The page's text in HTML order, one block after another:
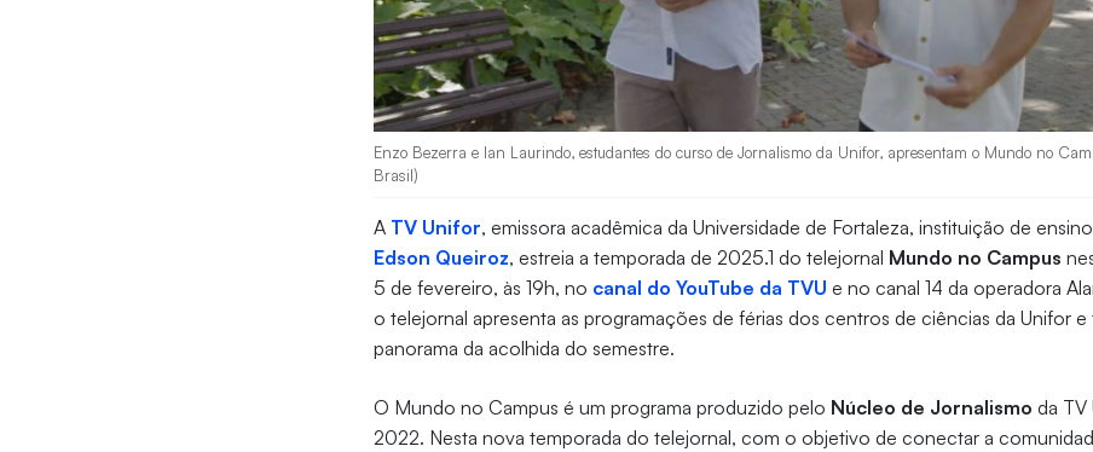
Enzo Bezerra e Ian Laurindo, estudantes do curso de Jornalismo da Unifor, apresentam o Mundo no
Brasil)
A TV Unifor, emissora acadêmica da Universidade de Fortaleza, instituição de
Edson Queiroz, estreia a temporada de 2025.1 do telejornal Mundo no Campus
5 de fevereiro, às 19h, no canal do YouTube da TVU e no canal 14 da operadora
o telejornal apresenta as programações de férias dos centros de ciências da Unifor e
panorama da acolhida do semestre.
O Mundo no Campus é um programa produzido pelo Núcleo de Jornalismo da TV
2022. Nesta nova temporada do telejornal, com o objetivo de conectar a